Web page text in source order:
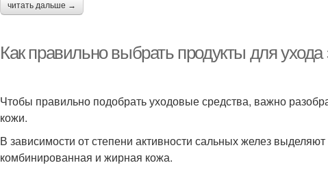
читать дальше →
Как правильно выбрать продукты для
Чтобы правильно подобрать уходовые средства, важно
кожи.
В зависимости от степени активности сальных желез
комбинированная и жирная кожа.